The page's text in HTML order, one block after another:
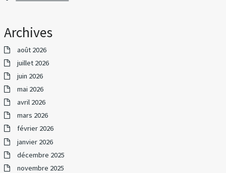
Archives
août 2026
juillet 2026
juin 2026
mai 2026
avril 2026
mars 2026
février 2026
janvier 2026
décembre 2025
novembre 2025